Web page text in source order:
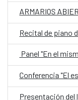
ARMARIOS
Recital de piano
Panel "En el